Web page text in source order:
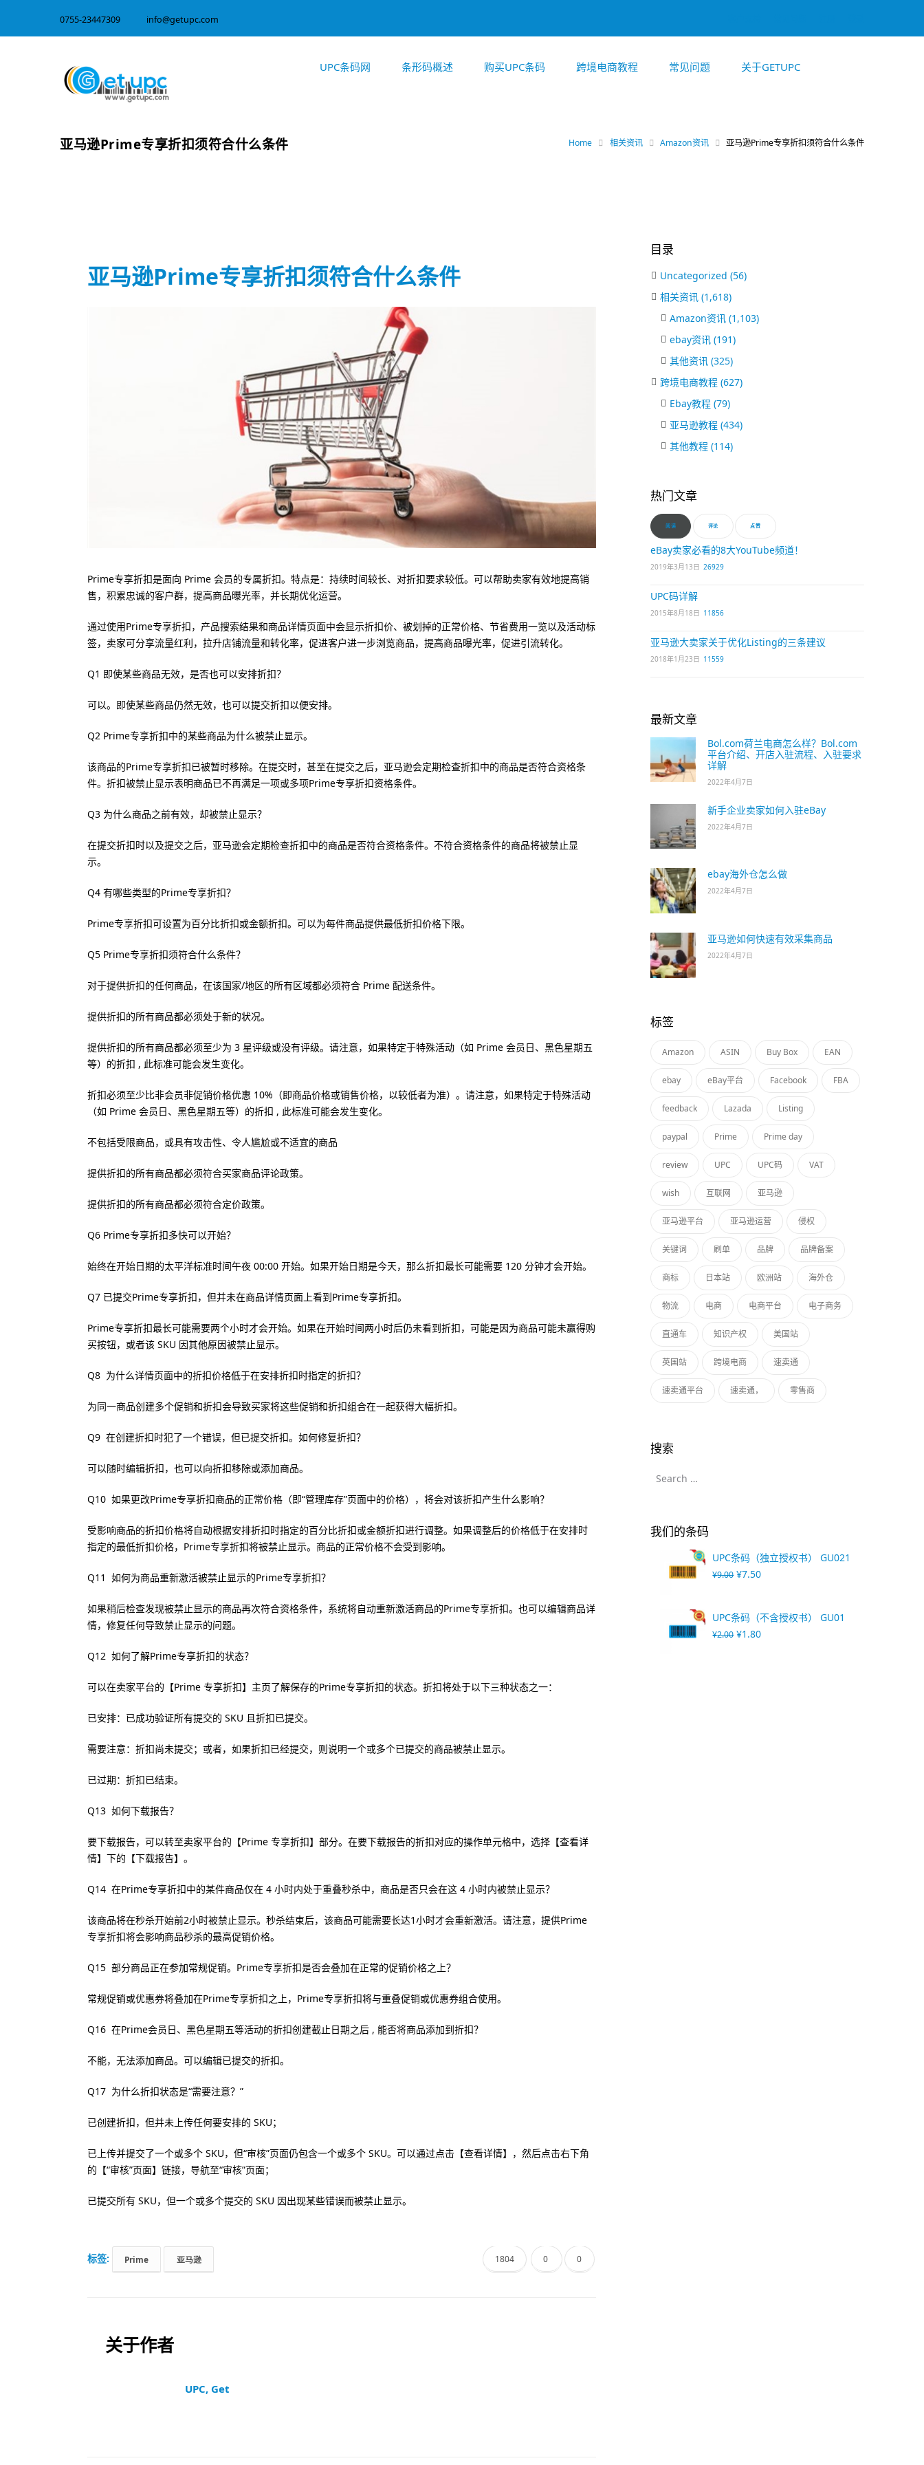
0755-23447309 info@getupc.com
UPC条码网 条形码概述 购买UPC条码 跨境电商教程 常见问题 关于GETUPC
亚马逊Prime专享折扣须符合什么条件 Home 相关资讯 Amazon资讯 亚马逊Prime专享折扣须符合什么条件
亚马逊Prime专享折扣须符合什么条件
Prime专享折扣是面向 Prime 会员的专属折扣。特点是：持续时间较长、对折扣要求较低。可以帮助卖家有效地提高销
售，积累忠诚的客户群，提高商品曝光率，并长期优化运营。
通过使用Prime专享折扣，产品搜索结果和商品详情页面中会显示折扣价、被划掉的正常价格、节省费用一览以及活动标
签，卖家可分享流量红利，拉升店铺流量和转化率，促进客户进一步浏览商品，提高商品曝光率，促进引流转化。
Q1 即使某些商品无效，是否也可以安排折扣？
可以。即使某些商品仍然无效，也可以提交折扣以便安排。
Q2 Prime专享折扣中的某些商品为什么被禁止显示。
该商品的Prime专享折扣已被暂时移除。在提交时，甚至在提交之后，亚马逊会定期检查折扣中的商品是否符合资格条
件。折扣被禁止显示表明商品已不再满足一项或多项Prime专享折扣资格条件。
Q3 为什么商品之前有效，却被禁止显示？
在提交折扣时以及提交之后，亚马逊会定期检查折扣中的商品是否符合资格条件。不符合资格条件的商品将被禁止显
示。
Q4 有哪些类型的Prime专享折扣？
Prime专享折扣可设置为百分比折扣或金额折扣。可以为每件商品提供最低折扣价格下限。
Q5 Prime专享折扣须符合什么条件？
对于提供折扣的任何商品，在该国家/地区的所有区域都必须符合 Prime 配送条件。
提供折扣的所有商品都必须处于新的状况。
提供折扣的所有商品都必须至少为 3 星评级或没有评级。请注意，如果特定于特殊活动（如 Prime 会员日、黑色星期五
等）的折扣 , 此标准可能会发生变化。
折扣必须至少比非会员非促销价格优惠 10%（即商品价格或销售价格，以较低者为准）。请注意，如果特定于特殊活动
（如 Prime 会员日、黑色星期五等）的折扣 , 此标准可能会发生变化。
不包括受限商品，或具有攻击性、令人尴尬或不适宜的商品
提供折扣的所有商品都必须符合买家商品评论政策。
提供折扣的所有商品都必须符合定价政策。
Q6 Prime专享折扣多快可以开始？
始终在开始日期的太平洋标准时间午夜 00:00 开始。如果开始日期是今天，那么折扣最长可能需要 120 分钟才会开始。
Q7 已提交Prime专享折扣，但并未在商品详情页面上看到Prime专享折扣。
Prime专享折扣最长可能需要两个小时才会开始。如果在开始时间两小时后仍未看到折扣，可能是因为商品可能未赢得购
买按钮，或者该 SKU 因其他原因被禁止显示。
Q8 为什么详情页面中的折扣价格低于在安排折扣时指定的折扣？
为同一商品创建多个促销和折扣会导致买家将这些促销和折扣组合在一起获得大幅折扣。
Q9 在创建折扣时犯了一个错误，但已提交折扣。如何修复折扣？
可以随时编辑折扣，也可以向折扣移除或添加商品。
Q10 如果更改Prime专享折扣商品的正常价格（即“管理库存”页面中的价格），将会对该折扣产生什么影响？
受影响商品的折扣价格将自动根据安排折扣时指定的百分比折扣或金额折扣进行调整。如果调整后的价格低于在安排时
指定的最低折扣价格，Prime专享折扣将被禁止显示。商品的正常价格不会受到影响。
Q11 如何为商品重新激活被禁止显示的Prime专享折扣？
如果稍后检查发现被禁止显示的商品再次符合资格条件，系统将自动重新激活商品的Prime专享折扣。也可以编辑商品详
情，修复任何导致禁止显示的问题。
Q12 如何了解Prime专享折扣的状态？
可以在卖家平台的【Prime 专享折扣】主页了解保存的Prime专享折扣的状态。折扣将处于以下三种状态之一：
已安排：已成功验证所有提交的 SKU 且折扣已提交。
需要注意：折扣尚未提交；或者，如果折扣已经提交，则说明一个或多个已提交的商品被禁止显示。
已过期：折扣已结束。
Q13 如何下载报告？
要下载报告，可以转至卖家平台的【Prime 专享折扣】部分。在要下载报告的折扣对应的操作单元格中，选择【查看详
情】下的【下载报告】。
Q14 在Prime专享折扣中的某件商品仅在 4 小时内处于重叠秒杀中，商品是否只会在这 4 小时内被禁止显示？
该商品将在秒杀开始前2小时被禁止显示。秒杀结束后，该商品可能需要长达1小时才会重新激活。请注意，提供Prime
专享折扣将会影响商品秒杀的最高促销价格。
Q15 部分商品正在参加常规促销。Prime专享折扣是否会叠加在正常的促销价格之上？
常规促销或优惠券将叠加在Prime专享折扣之上，Prime专享折扣将与重叠促销或优惠券组合使用。
Q16 在Prime会员日、黑色星期五等活动的折扣创建截止日期之后 , 能否将商品添加到折扣？
不能，无法添加商品。可以编辑已提交的折扣。
Q17 为什么折扣状态是“需要注意？”
已创建折扣，但并未上传任何要安排的 SKU；
已上传并提交了一个或多个 SKU，但“审核”页面仍包含一个或多个 SKU。可以通过点击【查看详情】，然后点击右下角
的【“审核”页面】链接，导航至“审核”页面；
已提交所有 SKU，但一个或多个提交的 SKU 因出现某些错误而被禁止显示。
标签: Prime 亚马逊 1804 0 0
关于作者
UPC, Get
目录
Uncategorized (56)
相关资讯 (1,618)
Amazon资讯 (1,103)
ebay资讯 (191)
其他资讯 (325)
跨境电商教程 (627)
Ebay教程 (79)
亚马逊教程 (434)
其他教程 (114)
热门文章
阅读 评论 点赞
eBay卖家必看的8大YouTube频道！
2019年3月13日 26929
UPC码详解
2015年8月18日 11856
亚马逊大卖家关于优化Listing的三条建议
2018年1月23日 11559
最新文章
Bol.com荷兰电商怎么样？Bol.com
平台介绍、开店入驻流程、入驻要求
详解
2022年4月7日
新手企业卖家如何入驻eBay
2022年4月7日
ebay海外仓怎么做
2022年4月7日
亚马逊如何快速有效采集商品
2022年4月7日
标签
Amazon ASIN Buy Box EAN
ebay eBay平台 Facebook FBA
feedback Lazada Listing
paypal Prime Prime day
review UPC UPC码 VAT
wish 互联网 亚马逊
亚马逊平台 亚马逊运营 侵权
关键词 刷单 品牌 品牌备案
商标 日本站 欧洲站 海外仓
物流 电商 电商平台 电子商务
直通车 知识产权 美国站
英国站 跨境电商 速卖通
速卖通平台 速卖通， 零售商
搜索
我们的条码
UPC条码（独立授权书） GU021
¥9.00 ¥7.50
UPC条码（不含授权书） GU01
¥2.00 ¥1.80